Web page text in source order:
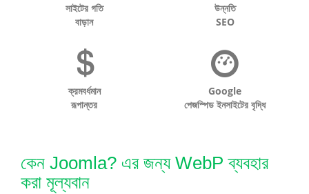
সাইটের গতি
বাড়ান
উন্নতি
SEO
ক্রমবর্ধমান
রূপান্তর
Google
পেজস্পিড ইনসাইটের বৃদ্ধি
কেন Joomla? এর জন্য WebP ব্যবহার
করা মূল্যবান